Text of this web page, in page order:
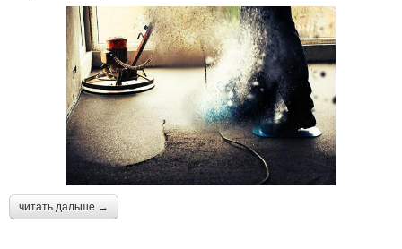
читать дальше →